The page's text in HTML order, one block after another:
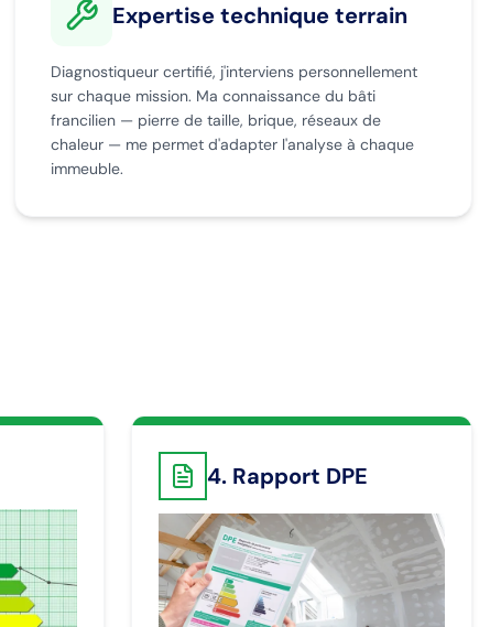
Expertise technique terrain
Diagnostiqueur certifié, j'interviens personnellement
sur chaque mission. Ma connaissance du bâti
francilien — pierre de taille, brique, réseaux de
chaleur — me permet d'adapter l'analyse à chaque
immeuble.
4. Rapport DPE